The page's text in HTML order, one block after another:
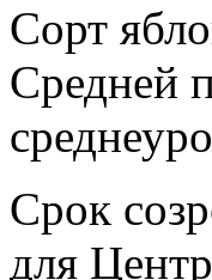
Сорт
Средней
Срок
для